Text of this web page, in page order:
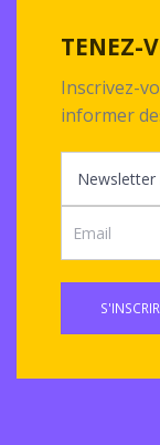
TENEZ-
Inscrivez-
informer